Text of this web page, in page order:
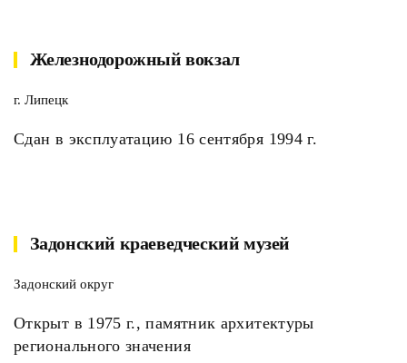
Железнодорожный вокзал
г. Липецк
Сдан в эксплуатацию 16 сентября 1994 г.
Задонский краеведческий музей
Задонский округ
Открыт в 1975 г., памятник архитектуры
регионального значения